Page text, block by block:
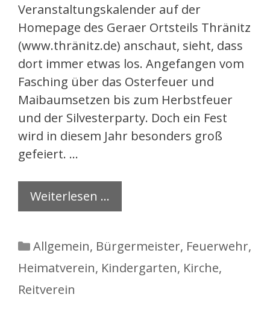
Veranstaltungskalender auf der
Homepage des Geraer Ortsteils Thränitz
(www.thränitz.de) anschaut, sieht, dass
dort immer etwas los. Angefangen vom
Fasching über das Osterfeuer und
Maibaumsetzen bis zum Herbstfeuer
und der Silvesterparty. Doch ein Fest
wird in diesem Jahr besonders groß
gefeiert. …
Weiterlesen …
Kategorien
Allgemein, Bürgermeister, Feuerwehr,
Heimatverein, Kindergarten, Kirche,
Reitverein